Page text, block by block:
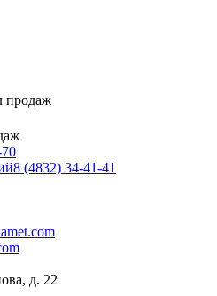
продаж
8 (4832) 34-41-41
д. 22